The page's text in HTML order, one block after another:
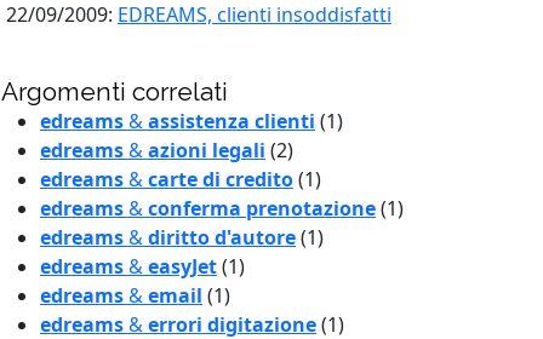
22/09/2009: EDREAMS, clienti insoddisfatti
Argomenti correlati
edreams&assistenza clienti (1)
edreams&azioni legali (2)
edreams&carte di credito(1)
edreams&conferma prenotazione(1)
edreams&diritto d'autore(1)
edreams&easyJet(1)
edreams&email (1)
edreams&errori digitazione(1)